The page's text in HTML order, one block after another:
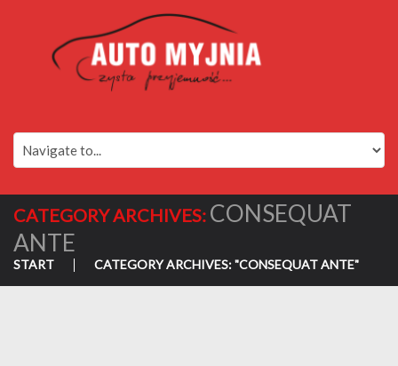
CATEGORY ARCHIVES: CONSEQUAT
ANTE
START CATEGORY ARCHIVES: "CONSEQUAT ANTE"